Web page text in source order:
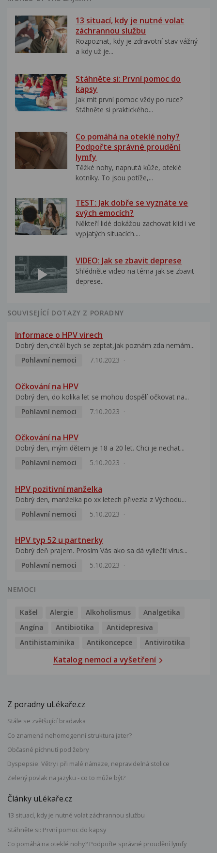
13 situací, kdy je nutné volat
záchrannou službu
Rozpoznat, kdy je zdravotní stav vážný
a kdy už je...
Stáhněte si: První pomoc do
kapsy
Jak mít první pomoc vždy po ruce?
Stáhněte si praktického...
Co pomáhá na oteklé nohy?
Podpořte správné proudění
lymfy
Těžké nohy, napnutá kůže, oteklé
kotníky. To jsou potíže,...
TEST: Jak dobře se vyznáte ve
svých emocích?
Někteří lidé dokážou zachovat klid i ve
vypjatých situacích....
VIDEO: Jak se zbavit deprese
Shlédněte video na téma jak se zbavit
deprese..
SOUVISEJÍCÍ DOTAZY Z PORADNY
Informace o HPV virech
Dobrý den,chtěl bych se zeptat,jak poznám zda nemám...
Pohlavní nemoci
7.10.2023
Očkování na HPV
Dobrý den, do kolika let se mohou dospělí očkovat na...
Pohlavní nemoci
7.10.2023
Očkování na HPV
Dobrý den, mým dětem je 18 a 20 let. Chci je nechat...
Pohlavní nemoci
5.10.2023
HPV pozitivní manželka
Dobrý den, manželka po xx letech přivezla z Východu...
Pohlavní nemoci
5.10.2023
HPV typ 52 u partnerky
Dobrý deň prajem. Prosím Vás ako sa dá vyliečiť vírus...
Pohlavní nemoci
5.10.2023
NEMOCI
Kašel Alergie Alkoholismus
Analgetika
Angína
Antibiotika
Antidepresiva
Antihistaminika
Antikoncepce Antivirotika
Katalog nemocí a vyšetření
Z poradny uLékaře.cz
Stále se zvětšující bradavka
Co znamená nehomogenní struktura jater?
Občasné píchnutí pod žebry
Dyspepsie: Větry i při malé námaze, nepravidelná stolice
Zelený povlak na jazyku - co to může být?
Články uLékaře.cz
13 situací, kdy je nutné volat záchrannou službu
Stáhněte si: První pomoc do kapsy
Co pomáhá na oteklé nohy? Podpořte správné proudění lymfy